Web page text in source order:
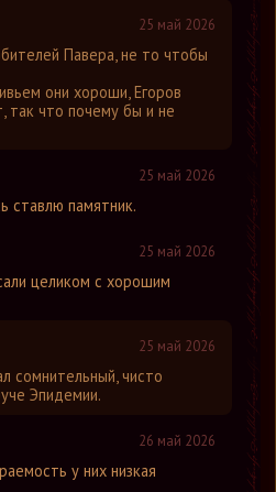
25 май 2026
Павера, не то чтобы
они хороши, Егоров
так что почему бы и не
25 май 2026
ставлю памятник.
25 май 2026
целиком с хорошим
25 май 2026
сомнительный, чисто
Эпидемии.
26 май 2026
у них низкая